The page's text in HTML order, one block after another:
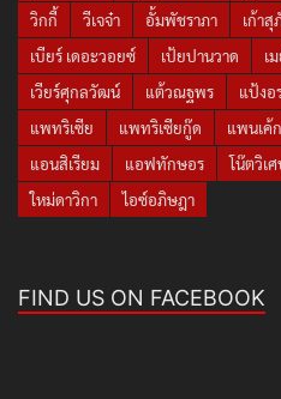
วิกกี้
วีเจจ๋า อั้มพัชราภา เก้าสุ
เบียร์ เดอะวอยซ์
เป้ยปานวาด เ
เวียร์ศุกลวัฒน์
แต้วณฐพร แป้งอ
แพทริเซีย
แพทริเซียกู๊ด แพนเค้
แอนสิเรียม
แอฟทักษอร โน๊ตวิเ
ใหม่ดาวิกา
ไอซ์อภิษฎา
FIND US ON FACEBOOK